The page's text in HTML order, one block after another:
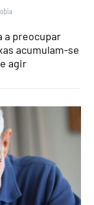
a preocupar
acumulam-se
agir